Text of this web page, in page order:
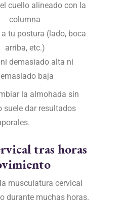
cuello alineado con la
columna
tu postura (lado, boca
arriba, etc.)
demasiado alta ni
baja
la almohada sin
suele dar resultados
tras horas
musculatura cervical
durante muchas horas.